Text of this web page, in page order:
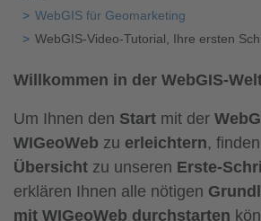
WebGIS für Geomarketing
WebGIS-Video-Tutorial, Ihre ersten
Willkommen in der WebGIS-
Um Ihnen den Start mit der
WIGeoWeb zu erleichtern,
Übersicht zu unseren Erste-
erklären Ihnen alle nötigen
mit WIGeoWeb durchstarten